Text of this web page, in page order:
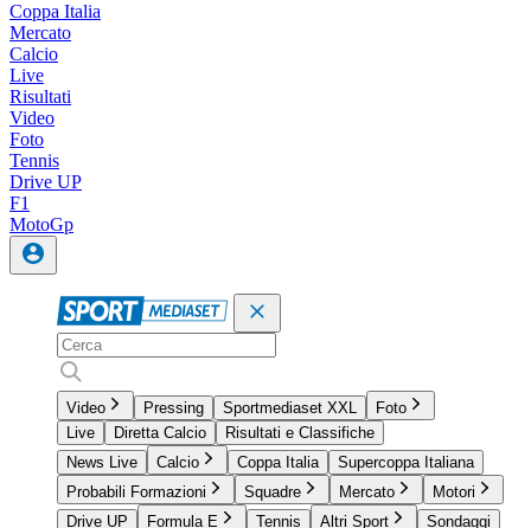
Coppa Italia
Mercato
Calcio
Live
Risultati
Video
Foto
Tennis
Drive UP
F1
MotoGp
Video Pressing Sportmediaset XXL
Foto
Live
Diretta Calcio
Risultati e Classifiche
News Live
Calcio Coppa Italia
Supercoppa Italiana
Probabili Formazioni
Squadre Mercato
Motori
Drive UP
Formula E Tennis Altri Sport
Sondaggi